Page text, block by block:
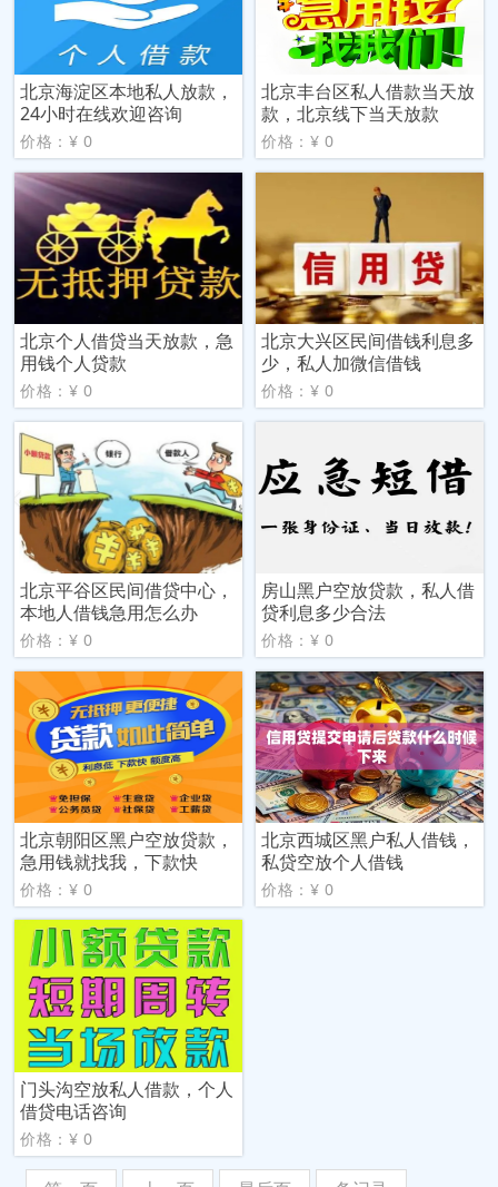
北京海淀区本地私人放款，
24小时在线欢迎咨询
价格：¥ 0
北京丰台区私人借款当天放
款，北京线下当天放款
价格：¥ 0
北京个人借贷当天放款，急
用钱个人贷款
价格：¥ 0
北京大兴区民间借钱利息多
少，私人加微信借钱
价格：¥ 0
北京平谷区民间借贷中心，
本地人借钱急用怎么办
价格：¥ 0
房山黑户空放贷款，私人借
贷利息多少合法
价格：¥ 0
北京朝阳区黑户空放贷款，
急用钱就找我，下款快
价格：¥ 0
北京西城区黑户私人借钱，
私贷空放个人借钱
价格：¥ 0
门头沟空放私人借款，个人
借贷电话咨询
价格：¥ 0